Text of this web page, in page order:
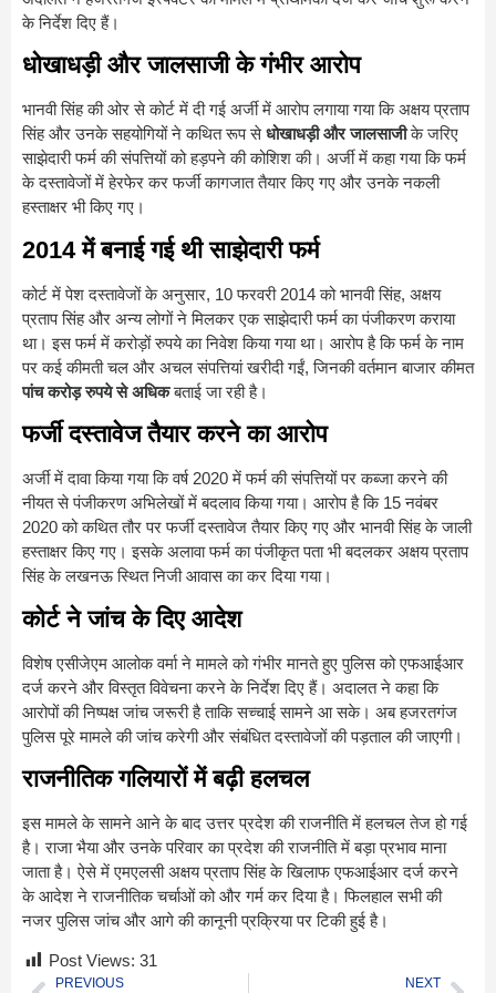
के निर्देश दिए हैं।
धोखाधड़ी और जालसाजी के गंभीर आरोप
भानवी सिंह की ओर से कोर्ट में दी गई अर्जी में आरोप लगाया गया कि अक्षय प्रताप
सिंह और उनके सहयोगियों ने कथित रूप सेधोखाधड़ी और जालसाजीके जरिए
साझेदारी फर्म की संपत्तियों को हड़पने की कोशिश की। अर्जी में कहा गया कि फर्म
के दस्तावेजों में हेरफेर कर फर्जी कागजात तैयार किए गए और उनके नकली
हस्ताक्षर भी किए गए।
2014 में बनाई गई थी साझेदारी फर्म
कोर्ट में पेश दस्तावेजों के अनुसार, 10 फरवरी 2014 को भानवी सिंह, अक्षय
प्रताप सिंह और अन्य लोगों ने मिलकर एक साझेदारी फर्म का पंजीकरण कराया
था। इस फर्म में करोड़ों रुपये का निवेश किया गया था। आरोप है कि फर्म के नाम
पर कई कीमती चल और अचल संपत्तियां खरीदी गईं, जिनकी वर्तमान बाजार कीमत
पांच करोड़ रुपये से अधिकबताई जा रही है।
फर्जी दस्तावेज तैयार करने का आरोप
अर्जी में दावा किया गया कि वर्ष 2020 में फर्म की संपत्तियों पर कब्जा करने की
नीयत से पंजीकरण अभिलेखों में बदलाव किया गया। आरोप है कि 15 नवंबर
2020 को कथित तौर पर फर्जी दस्तावेज तैयार किए गए और भानवी सिंह के जाली
हस्ताक्षर किए गए। इसके अलावा फर्म का पंजीकृत पता भी बदलकर अक्षय प्रताप
सिंह के लखनऊ स्थित निजी आवास का कर दिया गया।
कोर्ट ने जांच के दिए आदेश
विशेष एसीजेएम आलोक वर्मा ने मामले को गंभीर मानते हुए पुलिस को एफआईआर
दर्ज करने और विस्तृत विवेचना करने के निर्देश दिए हैं। अदालत ने कहा कि
आरोपों की निष्पक्ष जांच जरूरी है ताकि सच्चाई सामने आ सके। अब हजरतगंज
पुलिस पूरे मामले की जांच करेगी और संबंधित दस्तावेजों की पड़ताल की जाएगी।
राजनीतिक गलियारों में बढ़ी हलचल
इस मामले के सामने आने के बाद उत्तर प्रदेश की राजनीति में हलचल तेज हो गई
है। राजा भैया और उनके परिवार का प्रदेश की राजनीति में बड़ा प्रभाव माना
जाता है। ऐसे में एमएलसी अक्षय प्रताप सिंह के खिलाफ एफआईआर दर्ज करने
के आदेश ने राजनीतिक चर्चाओं को और गर्म कर दिया है। फिलहाल सभी की
नजर पुलिस जांच और आगे की कानूनी प्रक्रिया पर टिकी हुई है।
Post Views: 31
PREVIOUS NEXT